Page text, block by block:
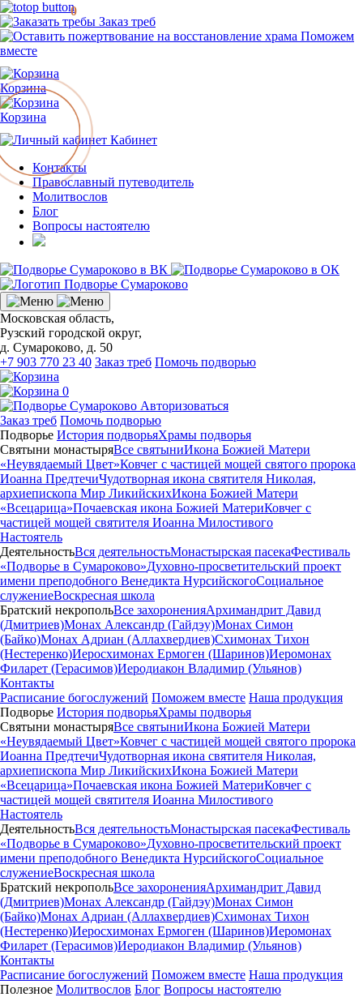
Заказ треб
Поможем
вместе
Корзина
Корзина
0
Кабинет
Контакты
Православный путеводитель
Молитвослов
Блог
Вопросы настоятелю
Московская область,
Рузский городской округ,
д. Сумароково, д. 50
+7 903 770 23 40 Заказ треб Помочь подворью
0
Авторизоваться
Заказ треб Помочь подворью
Подворье История подворьяХрамы подворья
Святыни монастыряВсе святыниИкона Божией Матери
«Неувядаемый Цвет»Ковчег с частицей мощей святого пророка
Иоанна ПредтечиЧудотворная икона святителя Николая,
архиепископа Мир ЛикийскихИкона Божией Матери
«Всецарица»Почаевская икона Божией МатериКовчег с
частицей мощей святителя Иоанна Милостивого
Настоятель
ДеятельностьВся деятельностьМонастырская пасекаФестиваль
«Подворье в Сумароково»Духовно-просветительский проект
имени преподобного Венедикта НурсийскогоСоциальное
служениеВоскресная школа
Братский некропольВсе захороненияАрхимандрит Давид
(Дмитриев)Монах Александр (Гайдэу)Монах Симон
(Байко)Монах Адриан (Аллахвердиев)Схимонах Тихон
(Нестеренко)Иеросхимонах Ермоген (Шаринов)Иеромонах
Филарет (Герасимов)Иеродиакон Владимир (Ульянов)
Контакты
Расписание богослужений Поможем вместе Наша продукция
Подворье История подворьяХрамы подворья
Святыни монастыряВсе святыниИкона Божией Матери
«Неувядаемый Цвет»Ковчег с частицей мощей святого пророка
Иоанна ПредтечиЧудотворная икона святителя Николая,
архиепископа Мир ЛикийскихИкона Божией Матери
«Всецарица»Почаевская икона Божией МатериКовчег с
частицей мощей святителя Иоанна Милостивого
Настоятель
ДеятельностьВся деятельностьМонастырская пасекаФестиваль
«Подворье в Сумароково»Духовно-просветительский проект
имени преподобного Венедикта НурсийскогоСоциальное
служениеВоскресная школа
Братский некропольВсе захороненияАрхимандрит Давид
(Дмитриев)Монах Александр (Гайдэу)Монах Симон
(Байко)Монах Адриан (Аллахвердиев)Схимонах Тихон
(Нестеренко)Иеросхимонах Ермоген (Шаринов)Иеромонах
Филарет (Герасимов)Иеродиакон Владимир (Ульянов)
Контакты
Расписание богослужений Поможем вместе Наша продукция
Полезное Молитвослов Блог Вопросы настоятелю